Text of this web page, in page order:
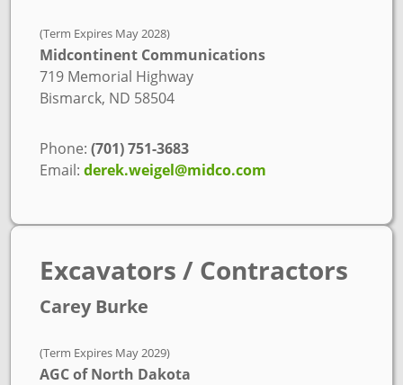
(Term Expires May 2028)
Midcontinent Communications
719 Memorial Highway
Bismarck, ND 58504
Phone:(701) 751-3683
Email:derek.weigel@midco.com
Excavators / Contractors
Carey Burke
(Term Expires May 2029)
AGC of North Dakota